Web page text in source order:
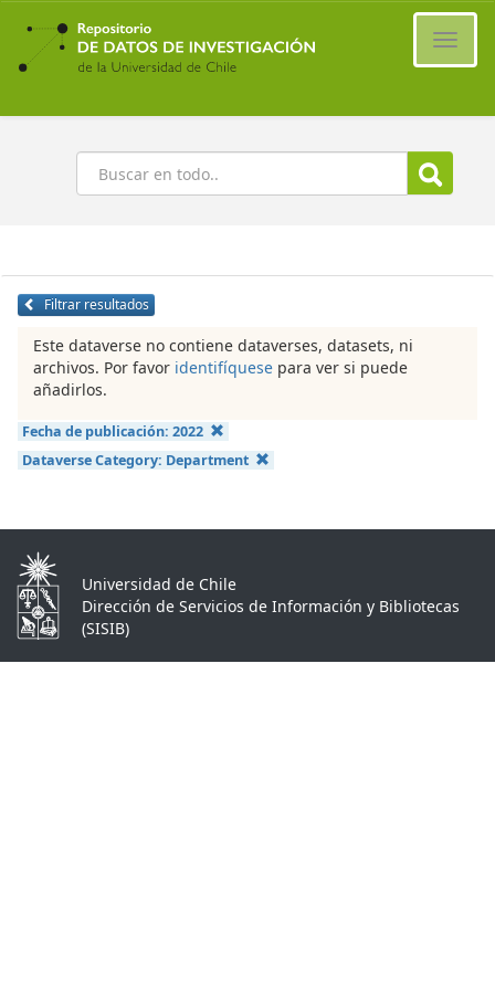
Ir
contenido
principal
Buscar
Filtrar resultados
Este dataverse no contiene dataverses, datasets, ni
archivos. Por favor identifíquese para ver si puede
añadirlos.
Fecha de publicación: 2022
Dataverse Category: Department
Universidad de Chile
Dirección de Servicios de Información y Bibliotecas
(SISIB)